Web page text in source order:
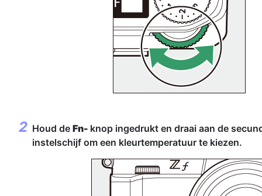
Houd de Fn- knop ingedrukt en draai aan de
instelschijf om een kleurtemperatuur te kiezen.